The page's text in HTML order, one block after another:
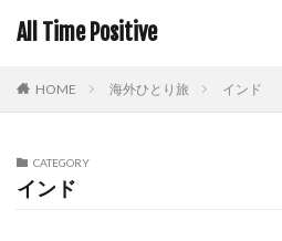
All Time Positive
HOME 海外ひとり旅 インド
CATEGORY
インド